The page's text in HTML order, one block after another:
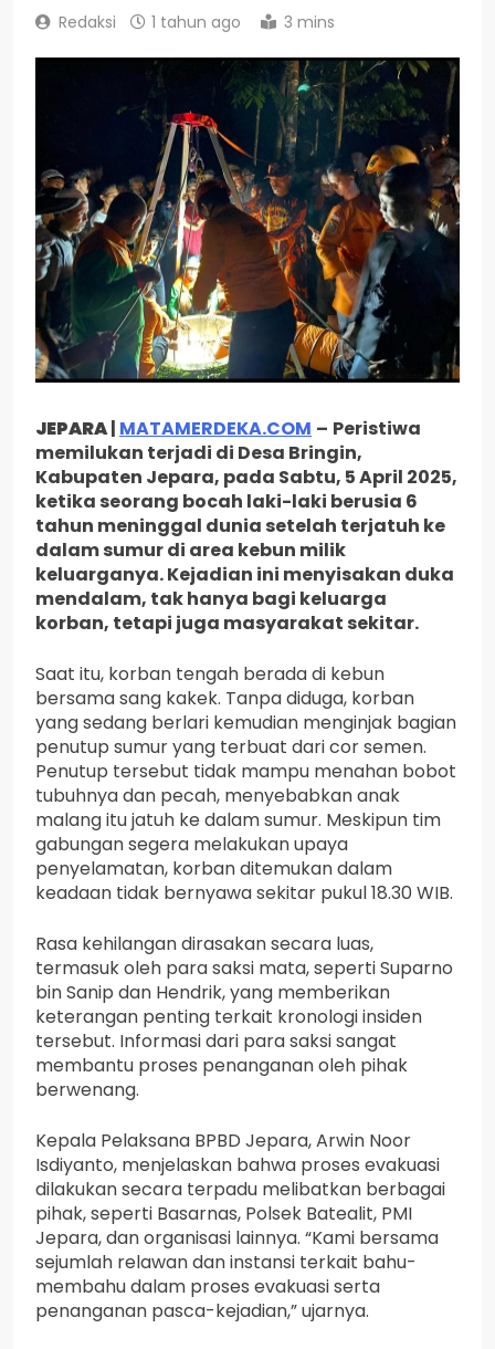
Redaksi 1 tahun ago 3 mins
JEPARA| MATAMERDEKA.COM – Peristiwa
memilukan terjadi di Desa Bringin,
Kabupaten Jepara, pada Sabtu, 5 April 2025,
ketika seorang bocah laki-laki berusia 6
tahun meninggal dunia setelah terjatuh ke
dalam sumur di area kebun milik
keluarganya. Kejadian ini menyisakan duka
mendalam, tak hanya bagi keluarga
korban, tetapi juga masyarakat sekitar.
Saat itu, korban tengah berada di kebun
bersama sang kakek. Tanpa diduga, korban
yang sedang berlari kemudian menginjak bagian
penutup sumur yang terbuat dari cor semen.
Penutup tersebut tidak mampu menahan bobot
tubuhnya dan pecah, menyebabkan anak
malang itu jatuh ke dalam sumur. Meskipun tim
gabungan segera melakukan upaya
penyelamatan, korban ditemukan dalam
keadaan tidak bernyawa sekitar pukul 18.30 WIB.
Rasa kehilangan dirasakan secara luas,
termasuk oleh para saksi mata, seperti Suparno
bin Sanip dan Hendrik, yang memberikan
keterangan penting terkait kronologi insiden
tersebut. Informasi dari para saksi sangat
membantu proses penanganan oleh pihak
berwenang.
Kepala Pelaksana BPBD Jepara, Arwin Noor
Isdiyanto, menjelaskan bahwa proses evakuasi
dilakukan secara terpadu melibatkan berbagai
pihak, seperti Basarnas, Polsek Batealit, PMI
Jepara, dan organisasi lainnya. “Kami bersama
sejumlah relawan dan instansi terkait bahu-
membahu dalam proses evakuasi serta
penanganan pasca-kejadian,” ujarnya.